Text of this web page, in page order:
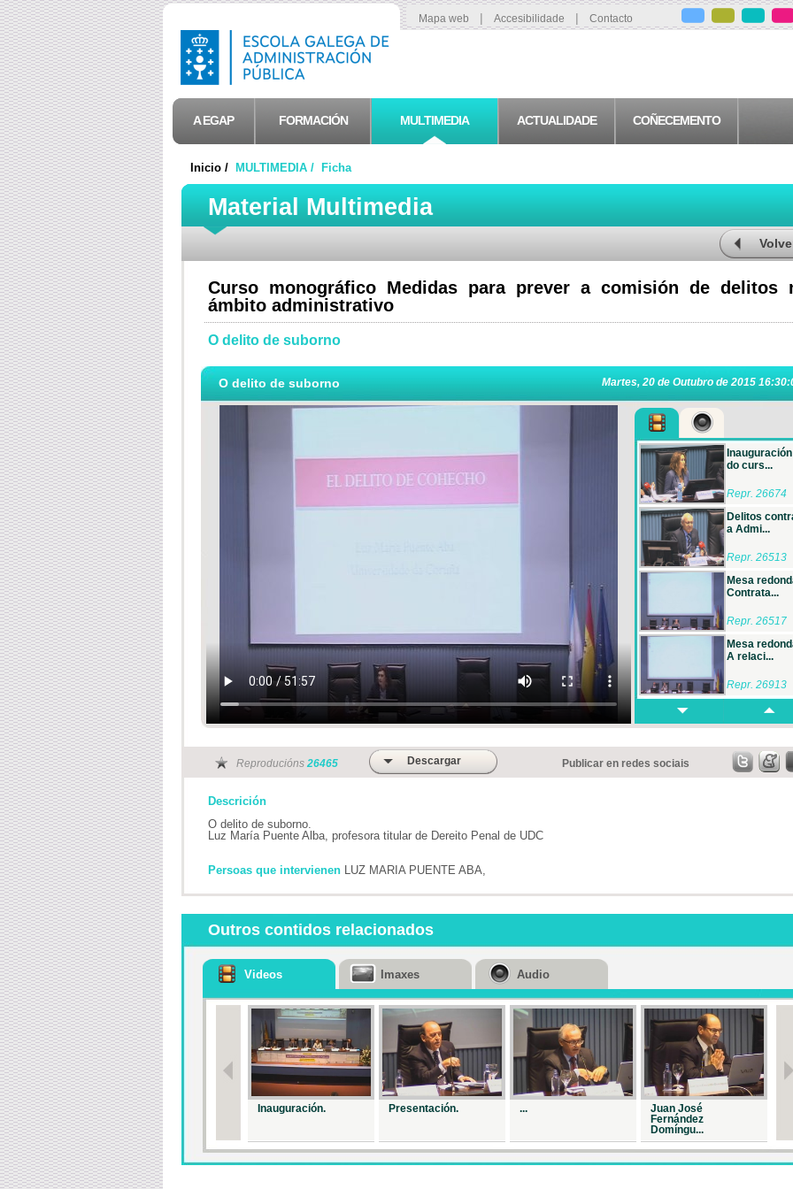
Mapa web | Accesibilidade | Contacto
A EGAP FORMACIÓN MULTIMEDIA ACTUALIDADE COÑECEMENTO
Inicio / MULTIMEDIA / Ficha
Material Multimedia
Curso monográfico Medidas para prever a comisión de delitos
ámbito administrativo
O delito de suborno
O delito de suborno Martes, 20 de Outubro de 2015
Inauguración
do curs...
Repr. 26674
Delitos
a Admi...
Repr. 26513
Mesa
Contrata...
Repr. 26517
Mesa
A relaci...
Repr. 26913
Mesa
Repr. 27270
Mesa
Reproducións 26465 Descargar Publicar en redes sociais
Descrición
O delito de suborno.
Luz María Puente Alba, profesora titular de Dereito Penal de UDC
Persoas que intervienen LUZ MARIA PUENTE ABA,
Outros contidos relacionados
Videos
Inauguración. Presentación. ...
Juan José
Fernández
Domíngu...
Imaxes Audio